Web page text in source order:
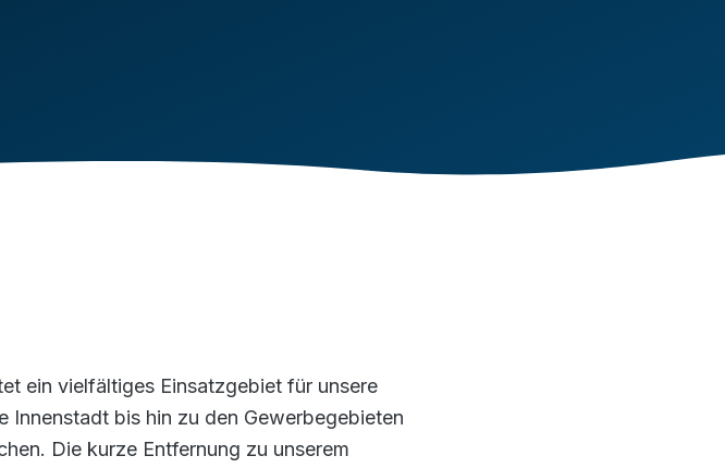
ein vielfältiges Einsatzgebiet für unsere
Innenstadt bis hin zu den Gewerbegebieten
Die kurze Entfernung zu unserem